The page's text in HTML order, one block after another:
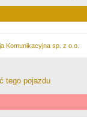
Komunikacyjna sp. z o.o.
tego pojazdu